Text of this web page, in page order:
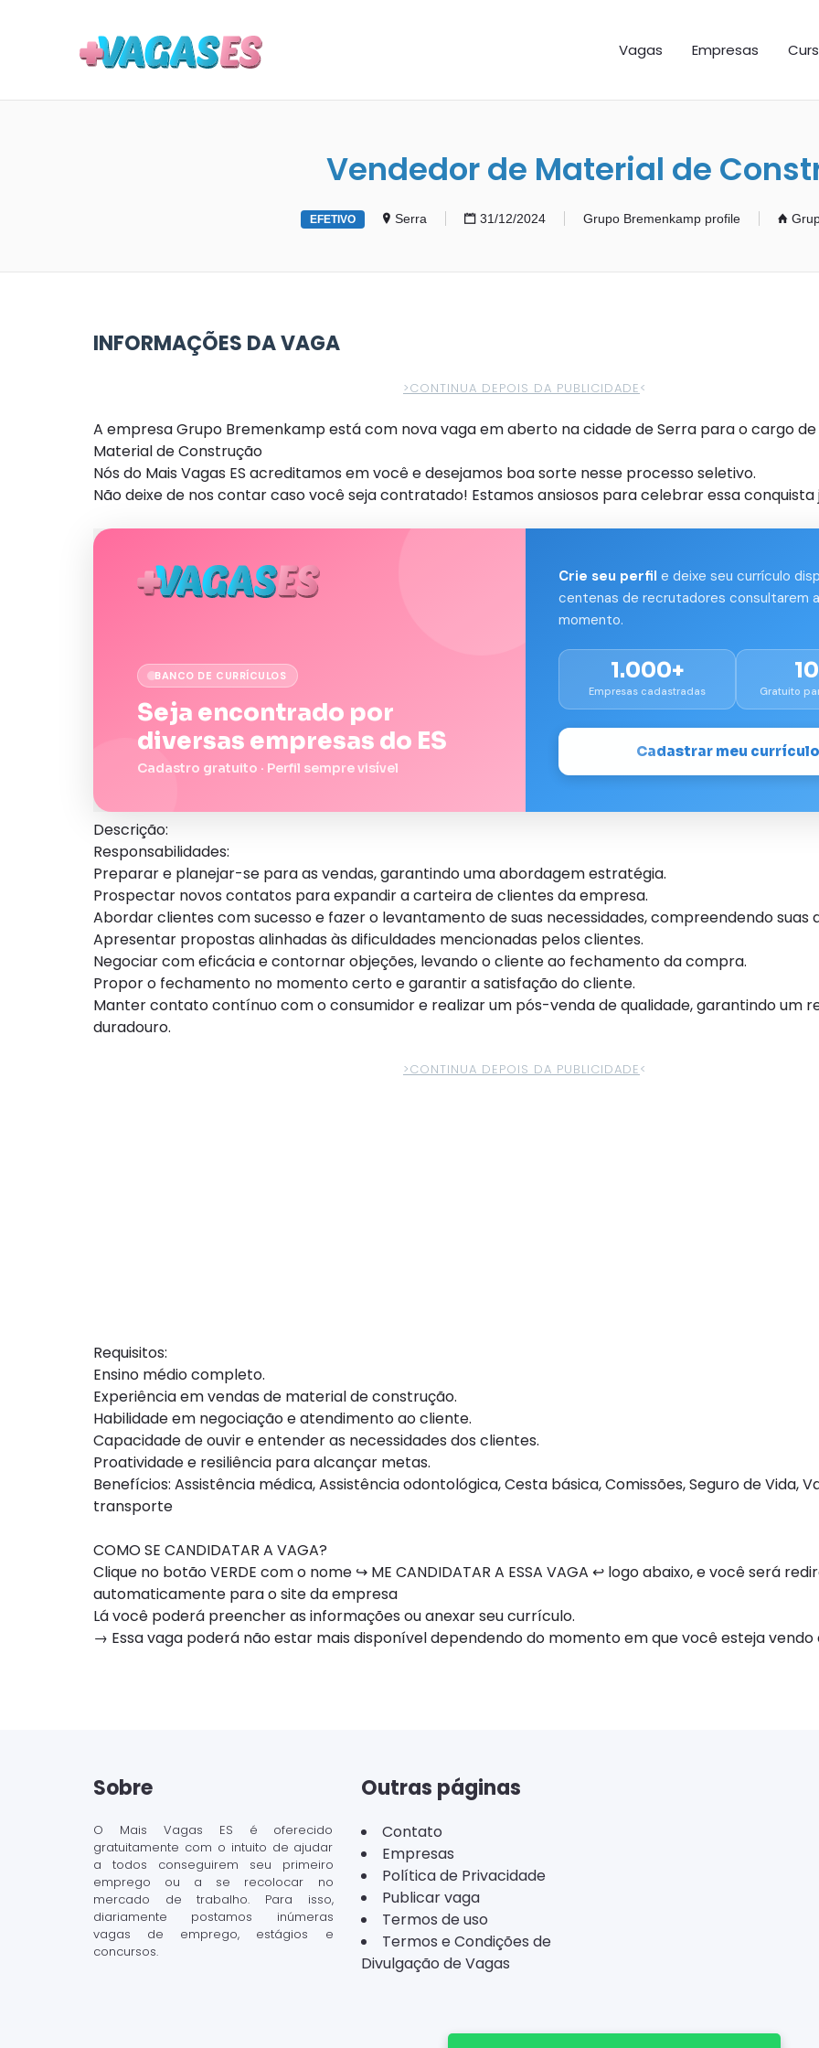
Vagas Empresas
Vendedor de Material de
EFETIVO Serra 31/12/2024 Grupo Bremenkamp profile
INFORMAÇÕES DA VAGA
>CONTINUA DEPOIS DA PUBLICIDADE<
A empresa Grupo Bremenkamp está com nova vaga em aberto na cidade de Serra para o cargo
Material de Construção
Nós do Mais Vagas ES acreditamos em você e desejamos boa sorte nesse processo seletivo.
Não deixe de nos contar caso você seja contratado! Estamos ansiosos para celebrar essa conquista
BANCO DE CURRÍCULOS
Seja encontrado por
diversas empresas do ES
Cadastro gratuito · Perfil sempre visível
Crie seu perfil e deixe seu currículo
centenas de recrutadores consultarem
momento.
1.000+
Empresas cadastradas Gratuito
Cadastrar meu currículo
Descrição:
Responsabilidades:
Preparar e planejar-se para as vendas, garantindo uma abordagem estratégia.
Prospectar novos contatos para expandir a carteira de clientes da empresa.
Abordar clientes com sucesso e fazer o levantamento de suas necessidades, compreendendo suas
Apresentar propostas alinhadas às dificuldades mencionadas pelos clientes.
Negociar com eficácia e contornar objeções, levando o cliente ao fechamento da compra.
Propor o fechamento no momento certo e garantir a satisfação do cliente.
Manter contato contínuo com o consumidor e realizar um pós-venda de qualidade, garantindo um
duradouro.
>CONTINUA DEPOIS DA PUBLICIDADE<
Requisitos:
Ensino médio completo.
Experiência em vendas de material de construção.
Habilidade em negociação e atendimento ao cliente.
Capacidade de ouvir e entender as necessidades dos clientes.
Proatividade e resiliência para alcançar metas.
Benefícios: Assistência médica, Assistência odontológica, Cesta básica, Comissões, Seguro de Vida,
transporte
COMO SE CANDIDATAR A VAGA?
Clique no botão VERDE com o nome ↪ ME CANDIDATAR A ESSA VAGA ↩ logo abaixo, e você será
automaticamente para o site da empresa
Lá você poderá preencher as informações ou anexar seu currículo.
→ Essa vaga poderá não estar mais disponível dependendo do momento em que você esteja vendo
Sobre
O Mais Vagas ES é oferecido
gratuitamente com o intuito de ajudar
a todos conseguirem seu primeiro
emprego ou a se recolocar no
mercado de trabalho. Para isso,
diariamente postamos inúmeras
vagas de emprego, estágios e
concursos.
Outras páginas
Contato
Empresas
Política de Privacidade
Publicar vaga
Termos de uso
Termos e Condições de
Divulgação de Vagas